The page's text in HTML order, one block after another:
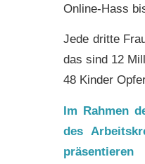
Online-Hass
Jede dritte
das sind 12
48 Kinder
Im Rahmen
des